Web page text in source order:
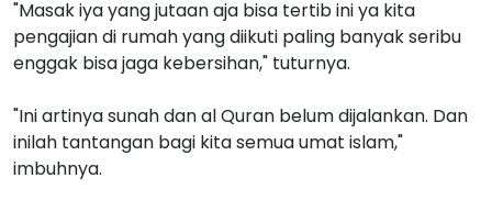
"Masak iya yang jutaan aja bisa tertib ini ya kita
pengajian di rumah yang diikuti paling banyak seribu
enggak bisa jaga kebersihan," tuturnya.
"Ini artinya sunah dan al Quran belum dijalankan. Dan
inilah tantangan bagi kita semua umat islam,"
imbuhnya.